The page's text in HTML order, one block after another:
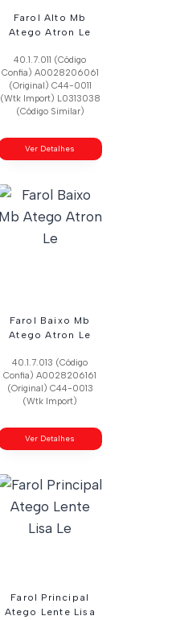
Farol Alto Mb
Atego Atron Le
40.1.7.011 (Código
Confia) A0028206061
(Original) C44-0011
(Wtk Import) L0313038
(Código Similar)
Ver Detalhes
Farol Baixo Mb
Atego Atron Le
40.1.7.013 (Código
Confia) A0028206161
(Original) C44-0013
(Wtk Import)
Ver Detalhes
Farol Principal
Atego Lente Lisa